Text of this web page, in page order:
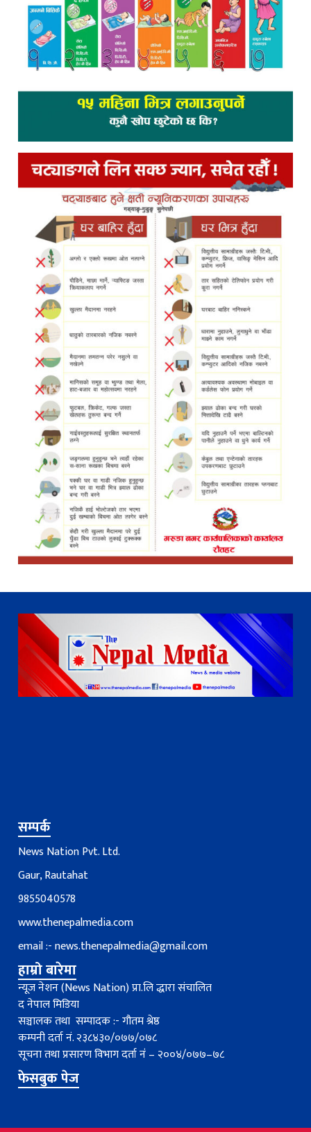
सम्पर्क
News Nation Pvt. Ltd.
Gaur, Rautahat
9855040578
www.thenepalmedia.com
email :-news.thenepalmedia@gmail.com
हाम्रो बारेमा
न्यूज नेशन (News Nation) प्रा.लि द्धारा संचालित
द नेपाल मिडिया
सञ्चालक तथा सम्पादक :- गौतम श्रेष्ठ
कम्पनी दर्ता नं. २३८४३०/०७७/०७८
सूचना तथा प्रसारण विभाग दर्ता नंं – २००४/०७७–७८
फेसबुक पेज